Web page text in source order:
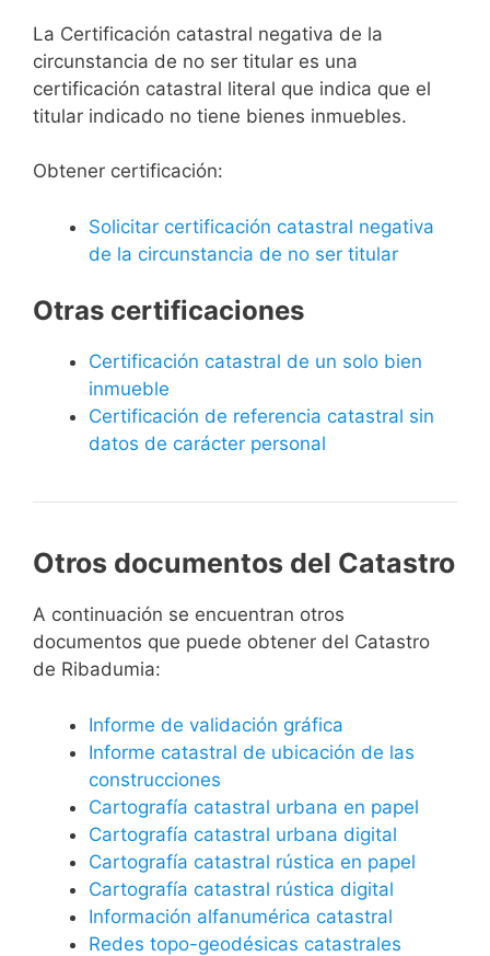
La Certificación catastral negativa de la
circunstancia de no ser titular es una
certificación catastral literal que indica que el
titular indicado no tiene bienes inmuebles.
Obtener certificación:
Solicitar certificación catastral negativa
de la circunstancia de no ser titular
Otras certificaciones
Certificación catastral de un solo bien
inmueble
Certificación de referencia catastral sin
datos de carácter personal
Otros documentos del Catastro
A continuación se encuentran otros
documentos que puede obtener del Catastro
de Ribadumia:
Informe de validación gráfica
Informe catastral de ubicación de las
construcciones
Cartografía catastral urbana en papel
Cartografía catastral urbana digital
Cartografía catastral rústica en papel
Cartografía catastral rústica digital
Información alfanumérica catastral
Redes topo-geodésicas catastrales